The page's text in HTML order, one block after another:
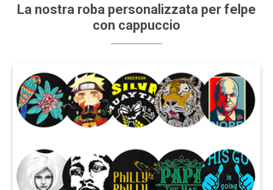
La nostra roba personalizzata per felpe
con cappuccio